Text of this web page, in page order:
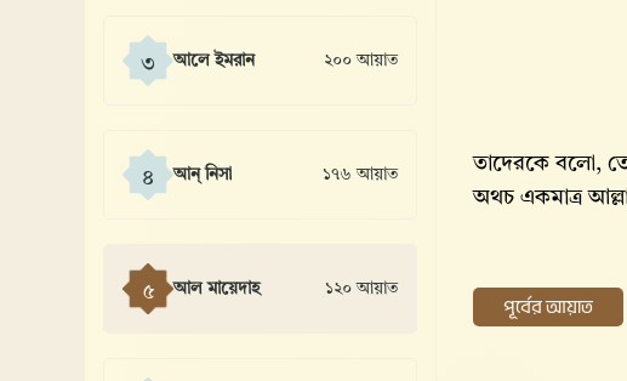
৩ আলে ইমরান ২০০ আয়াত
৪ আন্ নিসা ১৭৬ আয়াত
৫ আল মায়েদাহ ১২০ আয়াত
তাদেরকে বলো,
অথচ একমাত্র
পূর্বের আয়াত